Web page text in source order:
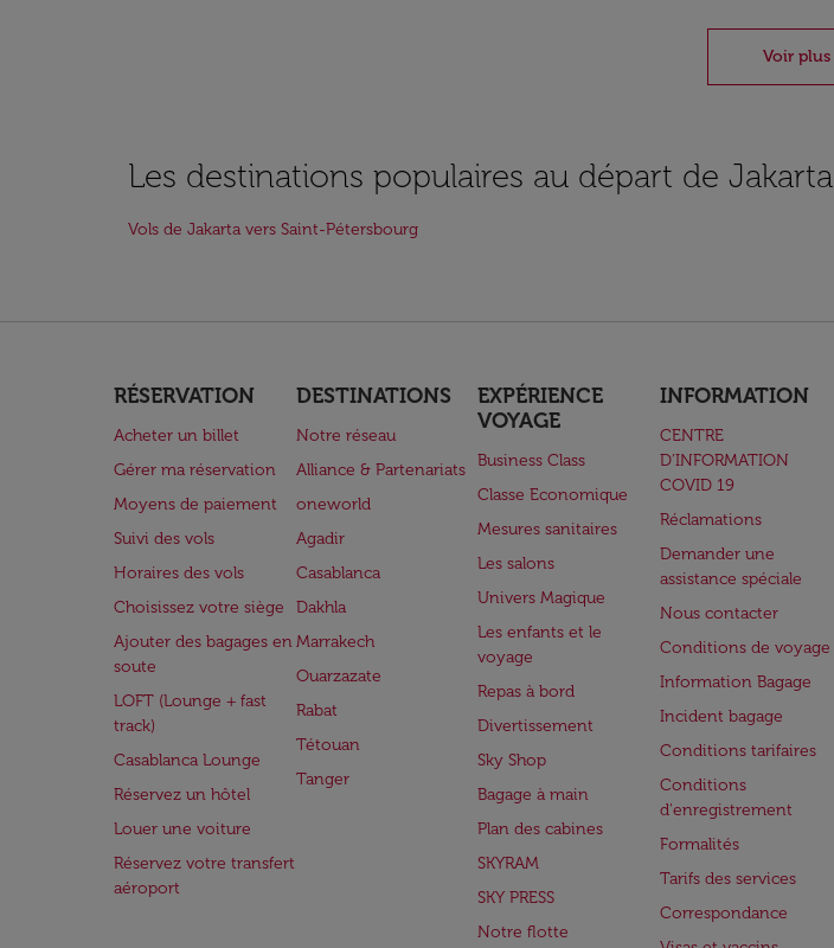
Voir plus
Les destinations populaires au départ de Jakarta
Vols de Jakarta vers Saint-Pétersbourg
RÉSERVATION
Acheter un billet
Gérer ma réservation
Moyens de paiement
Suivi des vols
Horaires des vols
Choisissez votre siège
Ajouter des bagages en
soute
LOFT (Lounge + fast
track)
Casablanca Lounge
Réservez un hôtel
Louer une voiture
Réservez votre transfert
aéroport
DESTINATIONS
Notre réseau
Alliance & Partenariats
oneworld
Agadir
Casablanca
Dakhla
Marrakech
Ouarzazate
Rabat
Tétouan
Tanger
EXPÉRIENCE
VOYAGE
Business Class
Classe Economique
Mesures sanitaires
Les salons
Univers Magique
Les enfants et le
voyage
Repas à bord
Divertissement
Sky Shop
Bagage à main
Plan des cabines
SKYRAM
SKY PRESS
Notre flotte
INFORMATION
CENTRE
D’INFORMATION
COVID 19
Réclamations
Demander une
assistance spéciale
Nous contacter
Conditions de voyage
Information Bagage
Incident bagage
Conditions tarifaires
Conditions
d'enregistrement
Formalités
Tarifs des services
Correspondance